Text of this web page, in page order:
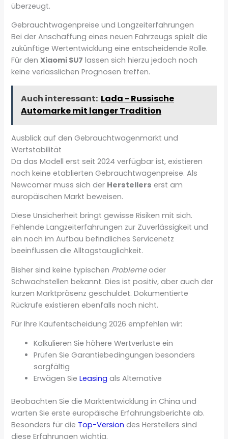
überzeugt.
Gebrauchtwagenpreise und Langzeiterfahrungen
Bei der Anschaffung eines neuen Fahrzeugs spielt die
zukünftige Wertentwicklung eine entscheidende Rolle.
Für denXiaomi SU7 lassen sich hierzu jedoch noch
keine verlässlichen Prognosen treffen.
Auch interessant: Lada - Russische
Automarke mit langer Tradition
Ausblick auf den Gebrauchtwagenmarkt und
Wertstabilität
Da das Modell erst seit 2024 verfügbar ist, existieren
noch keine etablierten Gebrauchtwagenpreise. Als
Newcomer muss sich der Herstellers erst am
europäischen Markt beweisen.
Diese Unsicherheit bringt gewisse Risiken mit sich.
Fehlende Langzeiterfahrungen zur Zuverlässigkeit und
ein noch im Aufbau befindliches Servicenetz
beeinflussen die Alltagstauglichkeit.
Bisher sind keine typischen Problemeoder
Schwachstellen bekannt. Dies ist positiv, aber auch der
kurzen Marktpräsenz geschuldet. Dokumentierte
Rückrufe existieren ebenfalls noch nicht.
Für Ihre Kaufentscheidung 2026 empfehlen wir:
Kalkulieren Sie höhere Wertverluste ein
Prüfen Sie Garantiebedingungen besonders
sorgfältig
Erwägen SieLeasing als Alternative
Beobachten Sie die Marktentwicklung in China und
warten Sie erste europäische Erfahrungsberichte ab.
Besonders für die Top-Version des Herstellers sind
diese Erfahrungen wichtig.